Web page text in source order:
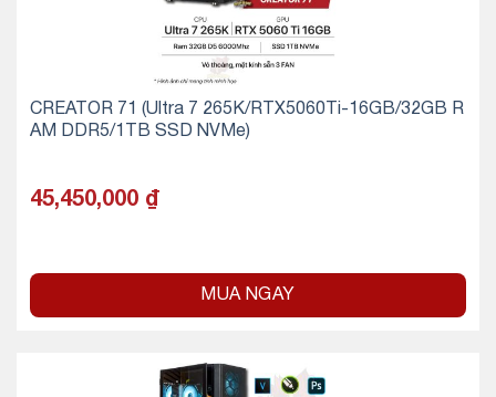
CREATOR 71 (Ultra 7 265K/RTX5060Ti-16GB/32GB R
AM DDR5/1TB SSD NVMe)
45,450,000 ₫
MUA NGAY